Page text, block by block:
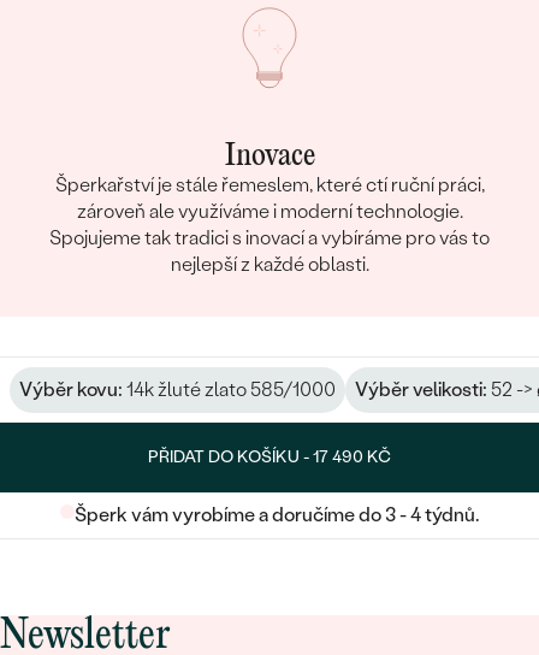
Inovace
Šperkařství je stále řemeslem, které ctí ruční práci,
zároveň ale využíváme i moderní technologie.
Spojujeme tak tradici s inovací a vybíráme pro vás to
nejlepší z každé oblasti.
Výběr kovu: 14k žluté zlato 585/1000 Výběr velikosti: 52 ->
PŘIDAT DO KOŠÍKU -17 490 KČ
Šperk vám vyrobíme a doručíme do 3 - 4 týdnů.
Newsletter